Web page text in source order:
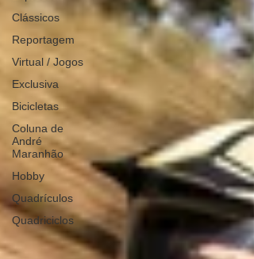
Clássicos
Reportagem
Virtual / Jogos
Exclusiva
Bicicletas
Coluna de
André
Maranhão
Hobby
Quadrículos
Quadriciclos